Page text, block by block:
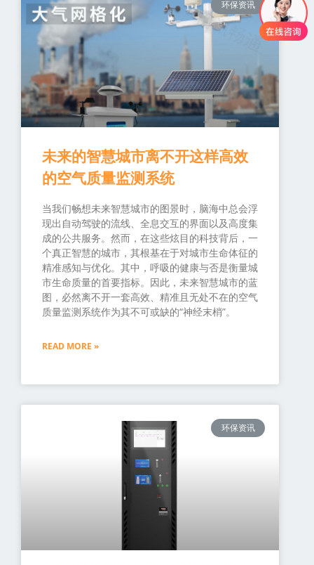
环保资讯
未来的智慧城市离不开这样高效
的空气质量监测系统
当我们畅想未来智慧城市的图景时，脑海中总会浮
现出自动驾驶的流线、全息交互的界面以及高度集
成的公共服务。然而，在这些炫目的科技背后，一
个真正智慧的城市，其根基在于对城市生命体征的
精准感知与优化。其中，呼吸的健康与否是衡量城
市生命质量的首要指标。因此，未来智慧城市的蓝
图，必然离不开一套高效、精准且无处不在的空气
质量监测系统作为其不可或缺的“神经末梢”。
READ MORE »
环保资讯